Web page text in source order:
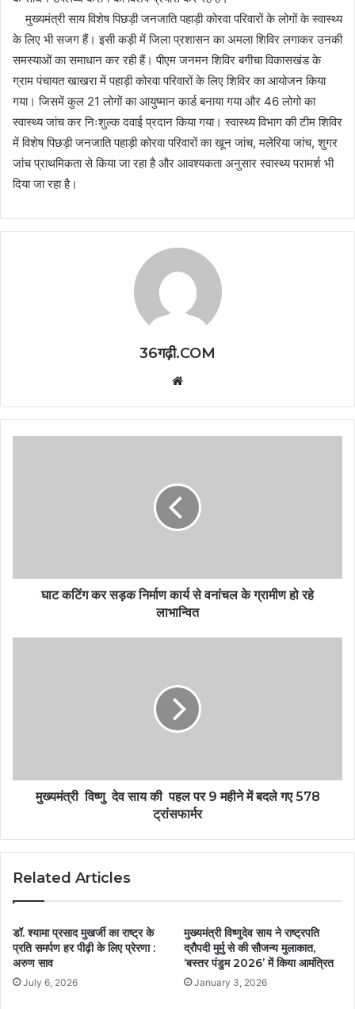
मुख्यमंत्री साय विशेष पिछड़ी जनजाति पहाड़ी कोरवा परिवारों के लोगों के स्वास्थ्य
के लिए भी सजग हैं। इसी कड़ी में जिला प्रशासन का अमला शिविर लगाकर उनकी
समस्याओं का समाधान कर रही हैं। पीएम जनमन शिविर बगीचा विकासखंड के
ग्राम पंचायत खाखरा में पहाड़ी कोरवा परिवारों के लिए शिविर का आयोजन किया
गया। जिसमें कुल 21 लोगों का आयुष्मान कार्ड बनाया गया और 46 लोगो का
स्वास्थ्य जांच कर निःशुल्क दवाई प्रदान किया गया। स्वास्थ्य विभाग की टीम शिविर
में विशेष पिछड़ी जनजाति पहाड़ी कोरवा परिवारों का खून जांच, मलेरिया जांच, शुगर
जांच प्राथमिकता से किया जा रहा है और आवश्यकता अनुसार स्वास्थ्य परामर्श भी
दिया जा रहा है।
36गढ़ी.COM
घाट कटिंग कर सड़क निर्माण कार्य से वनांचल के ग्रामीण हो रहे
लाभान्वित
मुख्यमंत्री विष्णु देव साय की पहल पर 9 महीने में बदले गए 578
ट्रांसफार्मर
Related Articles
डॉ. श्यामा प्रसाद मुखर्जी का राष्ट्र के
प्रति समर्पण हर पीढ़ी के लिए प्रेरणा :
अरुण साव
July 6, 2026
मुख्यमंत्री विष्णुदेव साय ने राष्ट्रपति
द्रौपदी मुर्मु से की सौजन्य मुलाकात,
‘बस्तर पंडुम 2026’ में किया आमंत्रित
January 3, 2026